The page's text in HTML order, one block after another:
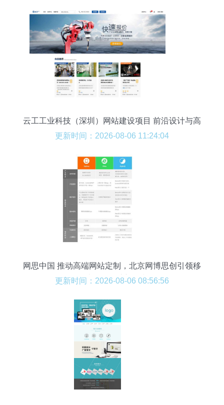
云工工业科技（深圳）网站建设项目 前沿设计与高
效开发的融合
更新时间：2026-08-06 11:24:04
网思中国 推动高端网站定制，北京网博思创引领移
动端网页设计新风潮
更新时间：2026-08-06 08:56:56